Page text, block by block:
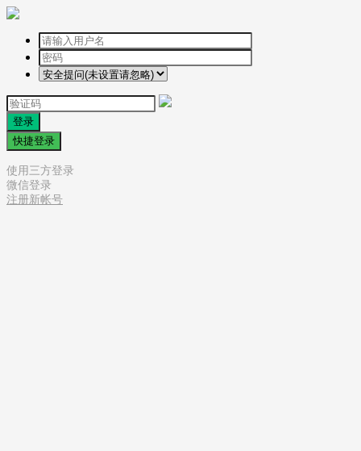
登录
快捷登录
使用三方登录
微信登录
注册新帐号